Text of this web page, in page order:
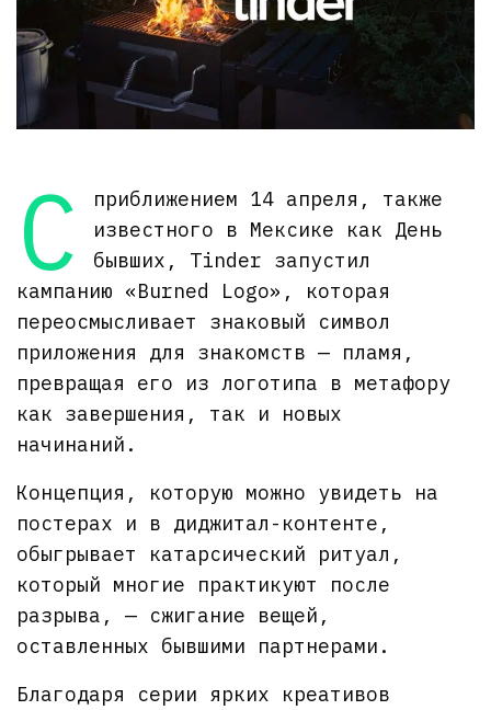
С
приближением 14 апреля, также
известного в Мексике как День
бывших, Tinder запустил
кампанию «Burned Logo», которая
переосмысливает знаковый символ
приложения для знакомств — пламя,
превращая его из логотипа в метафору
как завершения, так и новых
начинаний.
Концепция, которую можно увидеть на
постерах и в диджитал-контенте,
обыгрывает катарсический ритуал,
который многие практикуют после
разрыва, — сжигание вещей,
оставленных бывшими партнерами.
Благодаря серии ярких креативов